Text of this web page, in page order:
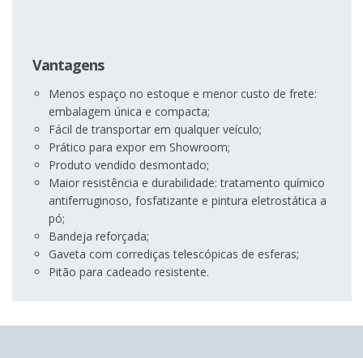
Vantagens
Menos espaço no estoque e menor custo de frete:
embalagem única e compacta;
Fácil de transportar em qualquer veículo;
Prático para expor em Showroom;
Produto vendido desmontado;
Maior resistência e durabilidade: tratamento químico
antiferruginoso, fosfatizante e pintura eletrostática a
pó;
Bandeja reforçada;
Gaveta com corrediças telescópicas de esferas;
Pitão para cadeado resistente.